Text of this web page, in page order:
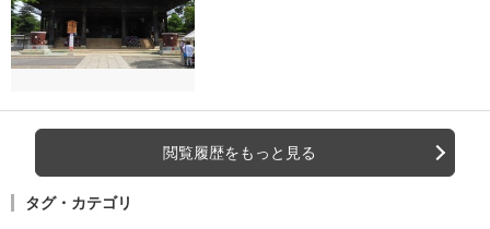
閲覧履歴をもっと見る
タグ・カテゴリ